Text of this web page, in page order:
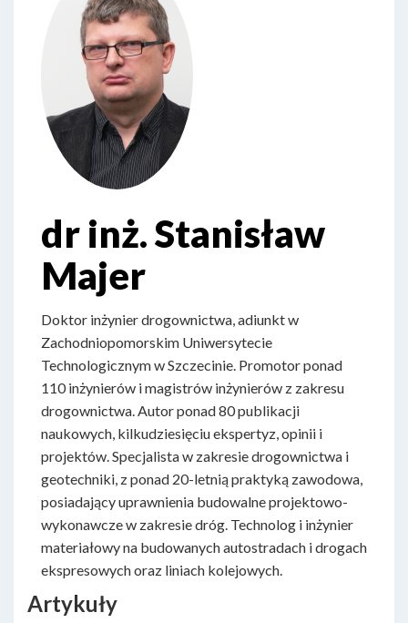
dr inż. Stanisław
Majer
Doktor inżynier drogownictwa, adiunkt w
Zachodniopomorskim Uniwersytecie
Technologicznym w Szczecinie. Promotor ponad
110 inżynierów i magistrów inżynierów z zakresu
drogownictwa. Autor ponad 80 publikacji
naukowych, kilkudziesięciu ekspertyz, opinii i
projektów. Specjalista w zakresie drogownictwa i
geotechniki, z ponad 20-letnią praktyką zawodowa,
posiadający uprawnienia budowalne projektowo-
wykonawcze w zakresie dróg. Technolog i inżynier
materiałowy na budowanych autostradach i drogach
ekspresowych oraz liniach kolejowych.
Artykuły